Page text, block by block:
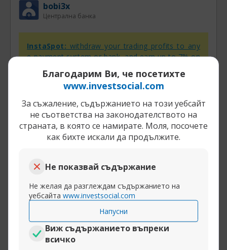
Благодарим Ви, че посетихте
www.investsocial.com
За съжаление, съдържанието на този уебсайт
не съответства на законодателството на
страната, в която се намирате. Моля, посочете
как бихте искали да продължите.
Не показвай съдържание
Не желая да разглеждам съдържанието на
уебсайта www.investsocial.com
Напусни
Виж съдържанието въпреки
всичко
bobi3x
Централна банка
InstaSpot: withdraw your trading profits to any
e-payment system or bank, and earn up to 7% on
cryptocurrencies.
всичко е такава постановка....само дето
умират хора за да се изпълни плана на
разни отрепки.............
Разширяване на публикацията
(1)
04-09-2015, 08:21 Новото преселение на народите Част 4
jivko78
Централна банка